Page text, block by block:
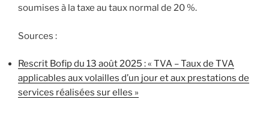
soumises à la taxe au taux normal de 20 %.
Sources :
Rescrit Bofip du 13 août 2025 : « TVA – Taux de TVA
applicables aux volailles d’un jour et aux prestations de
services réalisées sur elles »